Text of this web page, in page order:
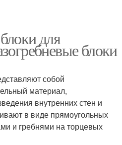
для
блоки
собой
материал,
внутренних стен и
в виде прямоугольных
и гребнями на торцевых